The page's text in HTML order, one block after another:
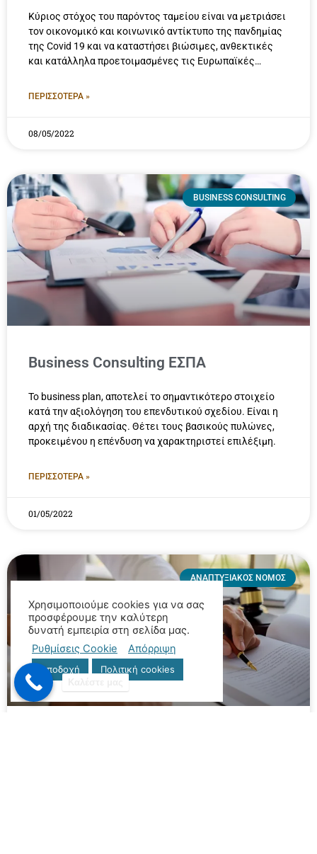
Κύριος στόχος του παρόντος ταμείου είναι να μετριάσει
τον οικονομικό και κοινωνικό αντίκτυπο της πανδημίας
της Covid 19 και να καταστήσει βιώσιμες, ανθεκτικές
και κατάλληλα προετοιμασμένες τις Ευρωπαϊκές
πρασίνου όσο και για τις ψηφιακές μεταβάσεις
ΠΕΡΙΣΣΟΤΕΡΑ »
08/05/2022
BUSINESS CONSULTING
Business Consulting ΕΣΠΑ
Το business plan, αποτελεί το σημαντικότερο στοιχείο
κατά την αξιολόγηση του επενδυτικού σχεδίου. Είναι η
αρχή της διαδικασίας. Θέτει τους βασικούς πυλώνες,
προκειμένου η επένδυση να χαρακτηριστεί επιλέξιμη.
ΠΕΡΙΣΣΟΤΕΡΑ »
01/05/2022
ΑΝΑΠΤΥΞΙΑΚΌΣ ΝΌΜΟΣ
Χρησιμοποιούμε cookies για να σας
προσφέρουμε την καλύτερη
δυνατή εμπειρία στη σελίδα μας.
Ρυθμίσεις Cookie
Απόρριψη
Αποδοχή Πολιτική cookies